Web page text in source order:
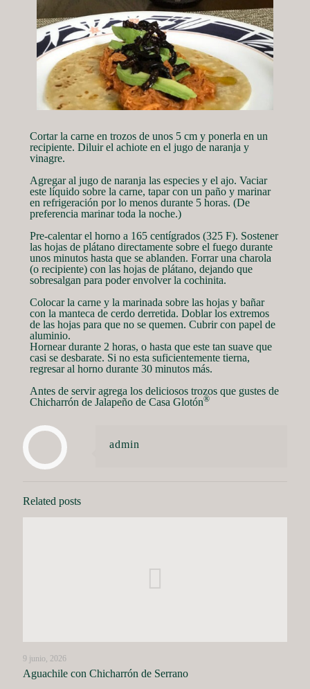
Cortar la carne en trozos de unos 5 cm y ponerla en un
recipiente. Diluir el achiote en el jugo de naranja y
vinagre.
Agregar al jugo de naranja las especies y el ajo. Vaciar
este líquido sobre la carne, tapar con un paño y marinar
en refrigeración por lo menos durante 5 horas. (De
preferencia marinar toda la noche.)
Pre-calentar el horno a 165 centígrados (325 F). Sostener
las hojas de plátano directamente sobre el fuego durante
unos minutos hasta que se ablanden. Forrar una charola
(o recipiente) con las hojas de plátano, dejando que
sobresalgan para poder envolver la cochinita.
Colocar la carne y la marinada sobre las hojas y bañar
con la manteca de cerdo derretida. Doblar los extremos
de las hojas para que no se quemen. Cubrir con papel de
aluminio.
Hornear durante 2 horas, o hasta que este tan suave que
casi se desbarate. Si no esta suficientemente tierna,
regresar al horno durante 30 minutos más.
Antes de servir agrega los deliciosos trozos que gustes de
Chicharrón de Jalapeño de Casa Glotón®
admin
Related posts
9 junio, 2026
Aguachile con Chicharrón de Serrano